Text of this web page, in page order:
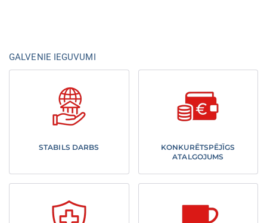
GALVENIE IEGUVUMI
STABILS DARBS
KONKURĒTSPĒJĪGS
ATALGOJUMS